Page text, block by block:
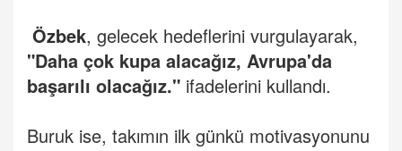
Özbek, gelecek hedeflerini vurgulayarak,
"Daha çok kupa alacağız, Avrupa'da
başarılı olacağız." ifadelerini kullandı.
Buruk ise, takımın ilk günkü motivasyonunu